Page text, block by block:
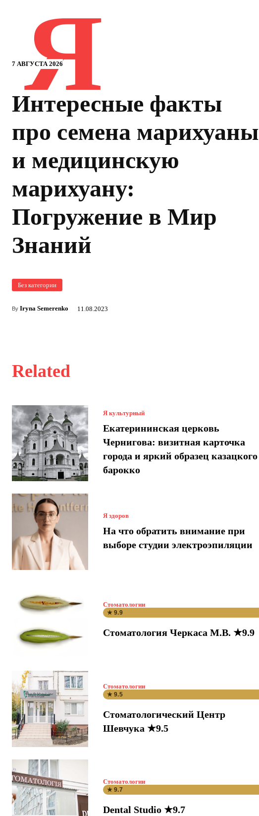
7 АВГУСТА 2026
Я
Интересные факты
про семена марихуаны
и медицинскую
марихуану:
Погружение в Мир
Знаний
Без категории
By Iryna Semerenko 11.08.2023
Related
Я культурный
Екатерининская церковь
Чернигова: визитная карточка
города и яркий образец казацкого
барокко
Я здоров
На что обратить внимание при
выборе студии электроэпиляции
Стоматологии
★ 9.9
Стоматология Черкаса М.В. ★9.9
Стоматологии
★ 9.5
Стоматологический Центр
Шевчука ★9.5
Стоматологии
★ 9.7
Dental Studio ★9.7